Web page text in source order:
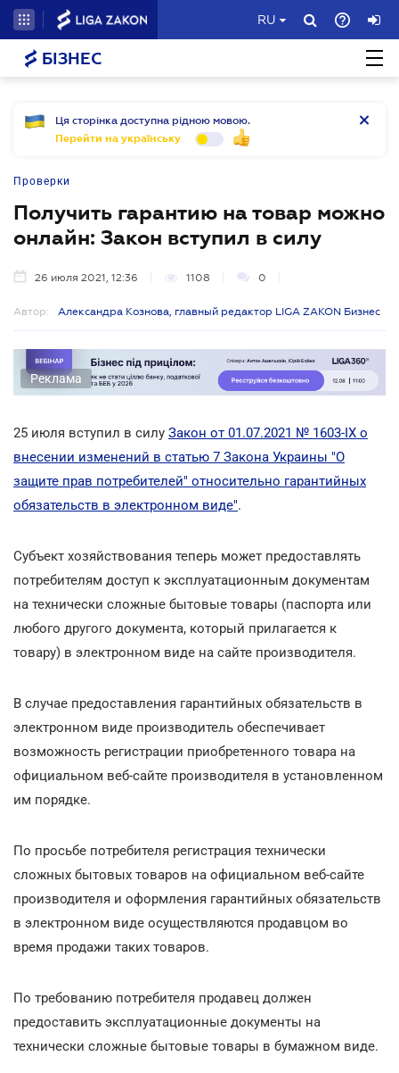
RU
БІЗНЕС
Ця сторінка доступна рідною мовою.
Перейти на українську
Проверки
Получить гарантию на товар можно
онлайн: Закон вступил в силу
26 июля 2021, 12:36 1108 0
Автор: Александра Кознова, главный редактор LIGA ZAKON Бизнес
Реклама
25 июля вступил в силу Закон от 01.07.2021 № 1603-IX о
внесении изменений в статью 7 Закона Украины "О
защите прав потребителей" относительно гарантийных
обязательств в электронном виде".
Субъект хозяйствования теперь может предоставлять
потребителям доступ к эксплуатационным документам
на технически сложные бытовые товары (паспорта или
любого другого документа, который прилагается к
товару) в электронном виде на сайте производителя.
В случае предоставления гарантийных обязательств в
электронном виде производитель обеспечивает
возможность регистрации приобретенного товара на
официальном веб-сайте производителя в установленном
им порядке.
По просьбе потребителя регистрация технически
сложных бытовых товаров на официальном веб-сайте
производителя и оформления гарантийных обязательств
в электронном виде осуществляются продавцом во
время продажи таких товаров.
По требованию потребителя продавец должен
предоставить эксплуатационные документы на
технически сложные бытовые товары в бумажном виде.